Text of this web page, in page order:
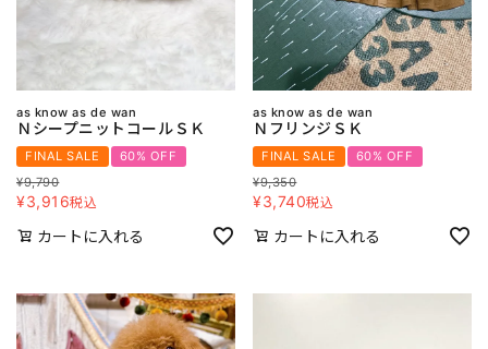
as know as de wan
ＮシープニットコールＳＫ
FINAL SALE
60% OFF
¥9,790
¥3,916税込
カートに入れる
as know as de wan
ＮフリンジＳＫ
FINAL SALE
60% OFF
¥9,350
¥3,740税込
カートに入れる